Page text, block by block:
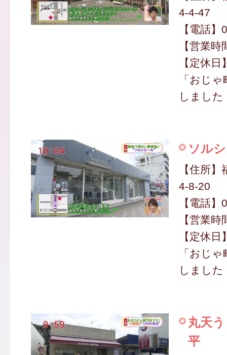
4-4-47
【電話
【営業
【定休
「おじ
しました
ソル
【住所
4-8-20
【電話
【営業
【定休
「おじ
しました
丸天
平